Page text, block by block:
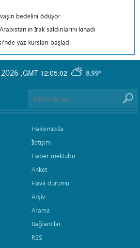
bedelini ödüyor
Irak saldırılarını kınadı
yaz kursları başladı
GMT-12:05:02 8.99°
,
Hakkımızda
İletişim
Haber mektubu
Anket
Hava durumu
Arşiv
Arama
Bağlantılar
RSS